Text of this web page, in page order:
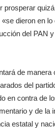
prosperar
dieron en lo
del PAN
de manera
del
en contra de
y de la
estatal y